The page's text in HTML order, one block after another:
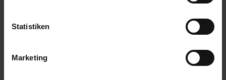
Statistiken
Marketing